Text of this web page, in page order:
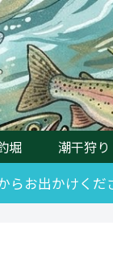
堀
潮干狩り
らお出かけくだ